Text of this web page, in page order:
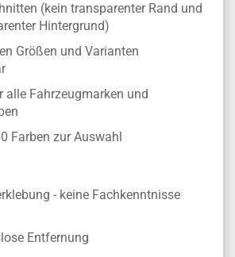
(kein transparenter Rand und
Hintergrund)
Größen und Varianten
alle Fahrzeugmarken und
Farben zur Auswahl
- keine Fachkenntnisse
Entfernung